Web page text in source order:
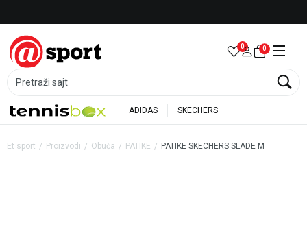
Pretraži sajt
0 0
ADIDAS SKECHERS
Et sport Proizvodi Obuća PATIKE PATIKE SKECHERS SLADE M